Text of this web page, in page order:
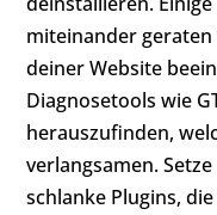
miteinander
deiner Website
Diagnosetools wie
herauszufinden,
verlangsamen.
schlanke Plugins,